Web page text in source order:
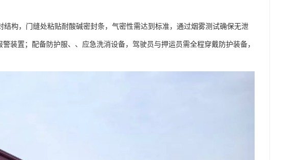
构，门缝处粘贴耐酸碱密封条，气密性需达到标准，通过烟雾测试确保无泄
装置；配备防护服、、应急洗消设备，驾驶员与押运员需全程穿戴防护装备，